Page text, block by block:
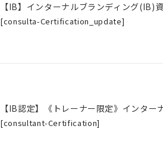
【IB】インターナルブランディング(IB)
[consulta-Certification_update]
【IB認定】《トレーナー限定》インタ
[consultant-Certification]